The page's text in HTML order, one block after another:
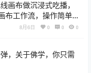
画布做沉浸式吃播，
布工作流，操作简单
8月6日 0 0 0
，关于佛学，你只需